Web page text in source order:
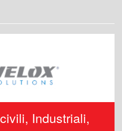
Industriali,